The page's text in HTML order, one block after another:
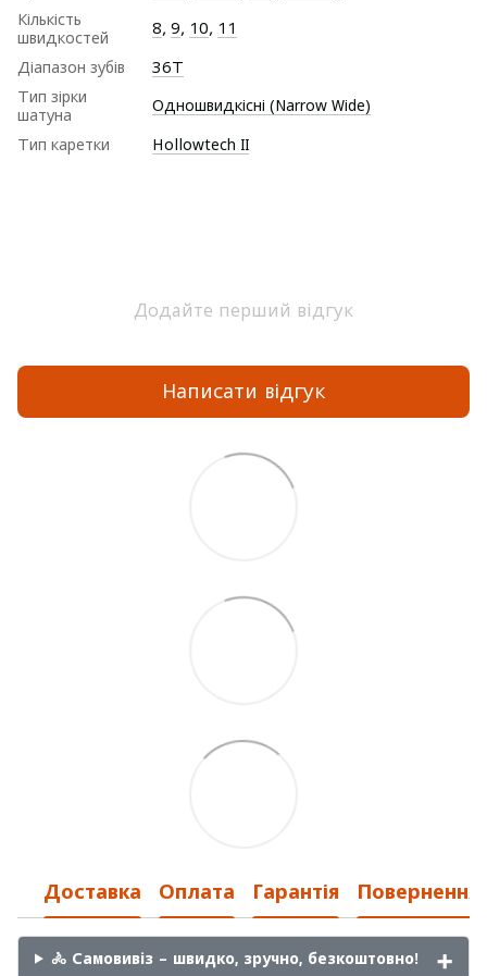
Кількість
швидкостей
8, 9, 10, 11
Діапазон зубів
36Т
Тип зірки
шатуна
Одношвидкісні (Narrow Wide)
Тип каретки Hollowtech II
Додайте перший відгук
Написати відгук
Доставка Оплата Гарантія Повернення
🚴 Самовивіз – швидко, зручно, безкоштовно!